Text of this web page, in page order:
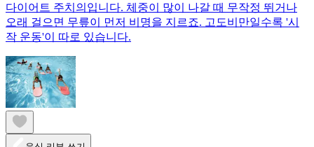
다이어트 주치의입니다. 체중이 많이 나갈 때 무작정 뛰거나
오래 걸으면 무릎이 먼저 비명을 지르죠. 고도비만일수록 '시
작 운동'이 따로 있습니다.